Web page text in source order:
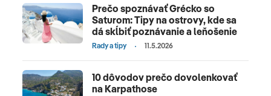
Prečo spoznávať Grécko so
Saturom: Tipy na ostrovy, kde sa
dá skĺbiť poznávanie a leňošenie
Rady a tipy 11.5.2026
10 dôvodov prečo dovolenkovať
na Karpathose